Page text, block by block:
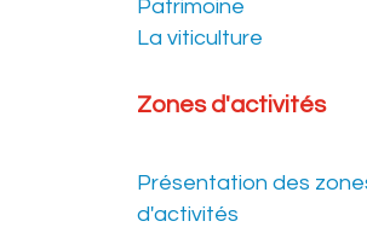
Patrimoine
La viticulture
Zones d'activités
Présentation des
d'activités